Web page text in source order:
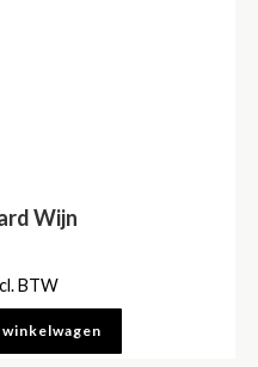
Wijn
BTW